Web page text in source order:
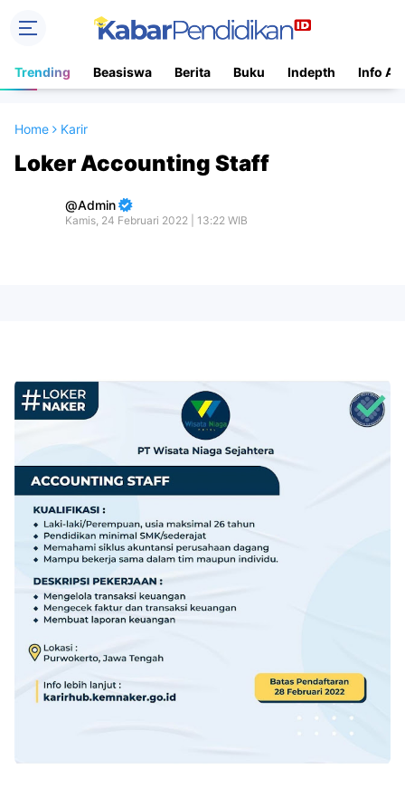
Trending Beasiswa Berita Buku Indepth Info
Home Karir
Loker Accounting Staff
Admin
Kamis, 24 Februari 2022 | 13:22 WIB